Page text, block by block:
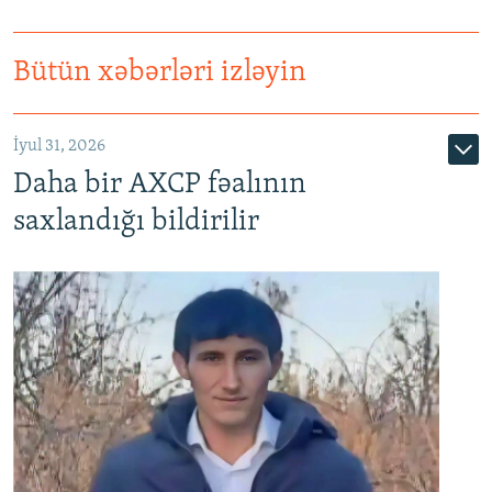
Bütün xəbərləri izləyin
İyul 31, 2026
Daha bir AXCP fəalının
saxlandığı bildirilir